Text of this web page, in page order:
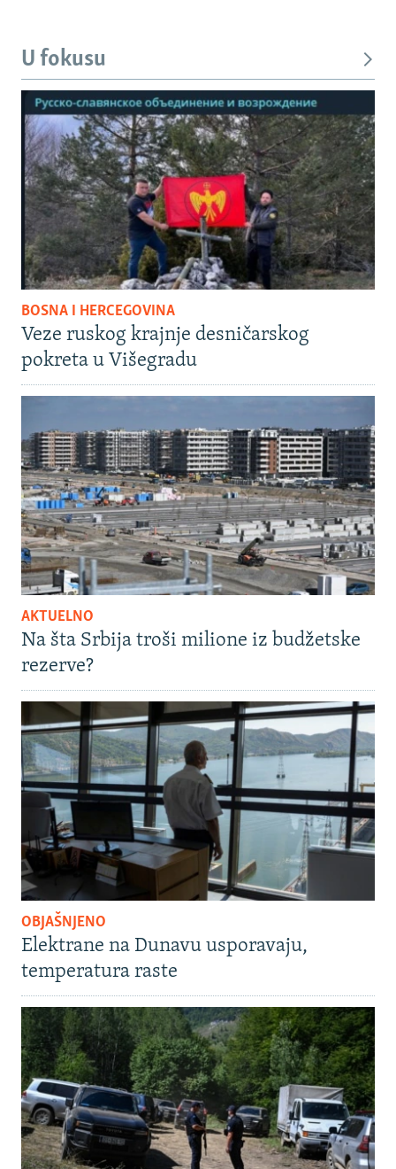
U fokusu
BOSNA I HERCEGOVINA
Veze ruskog krajnje desničarskog
pokreta u Višegradu
AKTUELNO
Na šta Srbija troši milione iz budžetske
rezerve?
OBJAŠNJENO
Elektrane na Dunavu usporavaju,
temperatura raste